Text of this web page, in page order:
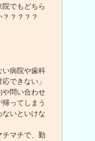
でもどちら
？？？？
い病院や歯科
できない」
や問い合わせ
ってしまう
ないといけな
チマチで、勤